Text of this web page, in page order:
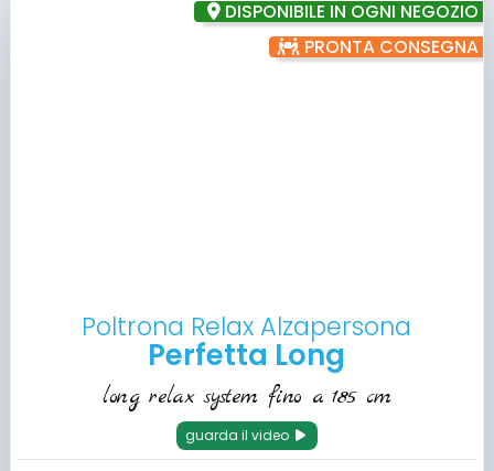
DISPONIBILE IN OGNI NEGOZIO
PRONTA CONSEGNA
Poltrona Relax Alzapersona
Perfetta Long
long relax system fino a 185 cm
guarda il video